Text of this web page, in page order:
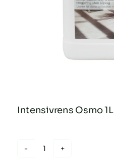
Intensivrens Osmo 1L
Intensivrens